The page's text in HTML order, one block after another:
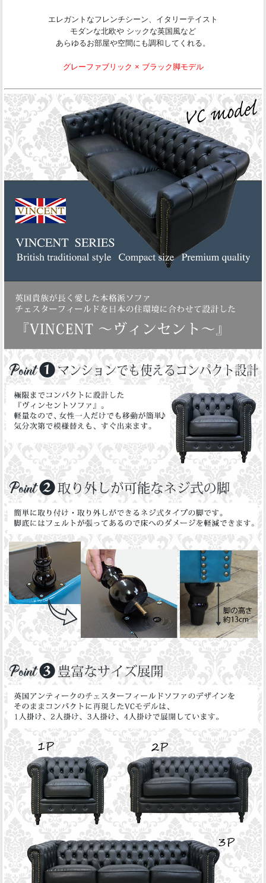
エレガントなフレンチシーン、イタリーテイスト
モダンな北欧や シックな英国風など
あらゆるお部屋や空間にも調和してくれる。
グレーファブリック × ブラック脚モデル